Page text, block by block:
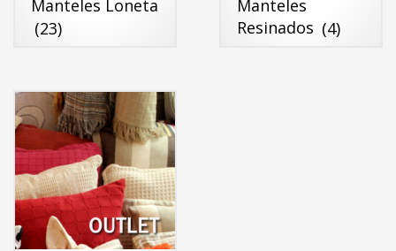
Manteles Loneta
(23)
Manteles
Resinados (4)